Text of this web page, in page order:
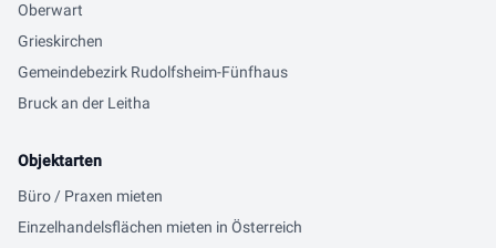
Oberwart
Grieskirchen
Gemeindebezirk Rudolfsheim-Fünfhaus
Bruck an der Leitha
Objektarten
Büro / Praxen mieten
Einzelhandelsflächen mieten in Österreich